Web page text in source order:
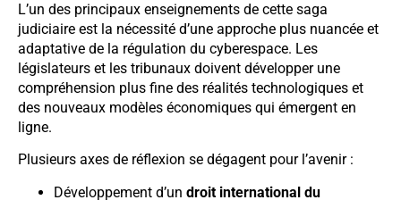
L’un des principaux enseignements de cette saga
judiciaire est la nécessité d’une approche plus nuancée et
adaptative de la régulation du cyberespace. Les
législateurs et les tribunaux doivent développer une
compréhension plus fine des réalités technologiques et
des nouveaux modèles économiques qui émergent en
ligne.
Plusieurs axes de réflexion se dégagent pour l’avenir :
Développement d’un droit international du